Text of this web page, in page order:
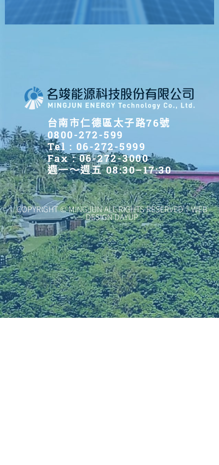
台南市仁德區太子路76號
0800-272-599
Tel : 06-272-5999
Fax : 06-272-3000
週一～週五 08:30–17:30
COPYRIGHT © MINGJUN ALL RIGHTS RESERVED｜WEB
DESIGN DAYUP